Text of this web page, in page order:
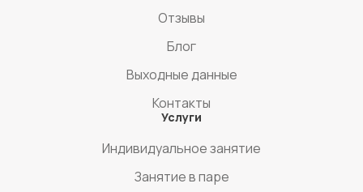
Отзывы
Блог
Выходные данные
Контакты
Услуги
Индивидуальное занятие
Занятие в паре